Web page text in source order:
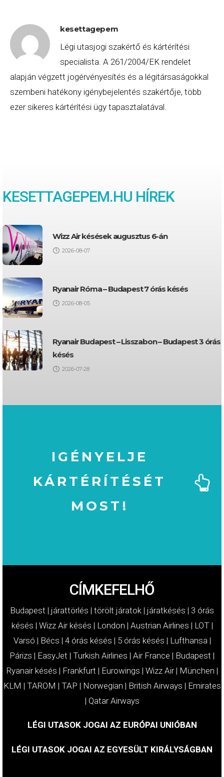
kesettagepem
Légi utasjogi szakértő és kártérítési
specialista. A 261/2004/EK rendelet
alapján végzett jogérvényesítés és a légitársaságokkal
szembeni hatékony igénybejelentés szakértője, több
ezer sikeres kártérítési ügy tapasztalatával.
KESETTAGEPEM.HU HÍREK
Wizz Air késések augusztus 6-án
2026-08-07
Ryanair Róma – Budapest 7 órás késés
2026-08-05
Ryanair Budapest – Lisszabon – Budapest 3 órás
késés
2026-07-28
IGÉNYELJE
KÁRTÉRÍTÉSÉT
MOST!
CÍMKEFELHŐ
Budapest | járattörlés | törölt járatok | járatkésés | 3 órás
késés | Wizz Air késés | London | Austrian Airlines | LOT|
Varsó | Bécs | 4 órás késés | 5 órás késés | Lufthansa|
Párizs | EasyJet | Turkish Airlines | Air France | Budapest |
Ryanair késés | Frankfurt | Eurowings | Wizz Air| München |
KLM | TAROM | TAP | Norwegian | British Airways | Emirates
| Qatar Airways
LÉGI UTASOK JOGAI AZ EURÓPAI UNIÓBAN
LÉGI UTASOK JOGAI AZ EGYESÜLT KIRÁLYSÁGBAN